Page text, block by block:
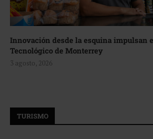
Innovación desde la esquina impulsan
Tecnológico de Monterrey
3 agosto, 2026
TURISMO